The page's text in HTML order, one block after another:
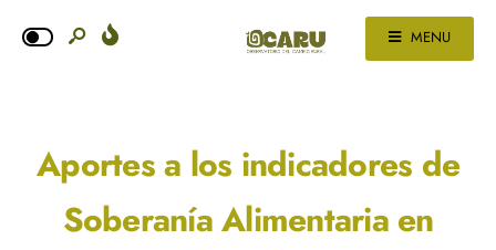
MENU
Aportes a los indicadores de
Soberanía Alimentaria en